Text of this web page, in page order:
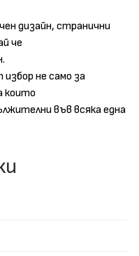
дизайн, странични
че
не само за
които
във всяка една